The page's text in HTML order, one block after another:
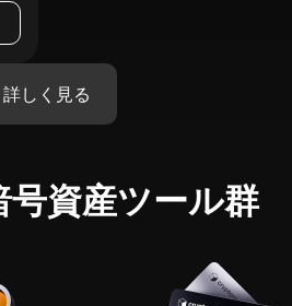
詳しく見る
号資産ツール群